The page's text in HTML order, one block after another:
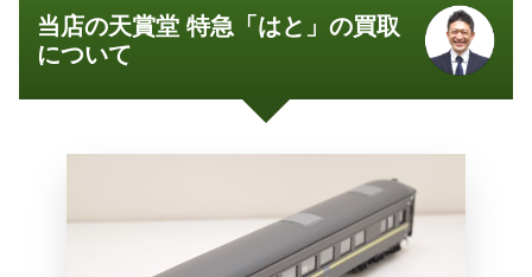
当店の天賞堂 特急「はと」の買取
について